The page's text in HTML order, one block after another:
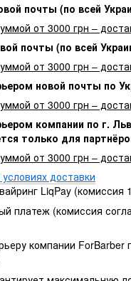
почты (по всей
от 3000 грн –
почты (по всей
от 3000 грн –
новой почты по
от 3000 грн –
компании по г.
только для
от 3000 грн –
доставки
LiqPay (комиссия
платеж (комиссия
компании ForBarber